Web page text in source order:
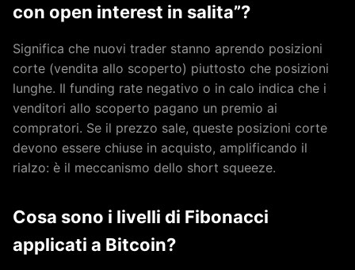
con open interest in salita”?
Significa che nuovi trader stanno aprendo posizioni
corte (vendita allo scoperto) piuttosto che posizioni
lunghe. Il funding rate negativo o in calo indica che i
venditori allo scoperto pagano un premio ai
compratori. Se il prezzo sale, queste posizioni corte
devono essere chiuse in acquisto, amplificando il
rialzo: è il meccanismo dello short squeeze.
Cosa sono i livelli di Fibonacci
applicati a Bitcoin?